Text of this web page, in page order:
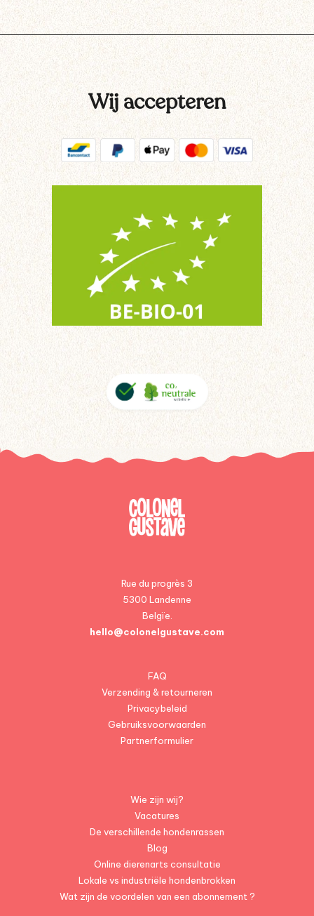
Wij accepteren
Rue du progrès 3
5300 Landenne
Belgïe.
hello@colonelgustave.com
FAQ
Verzending & retourneren
Privacybeleid
Gebruiksvoorwaarden
Partnerformulier
Wie zijn wij?
Vacatures
De verschillende hondenrassen
Blog
Online dierenarts consultatie
Lokale vs industriële hondenbrokken
Wat zijn de voordelen van een abonnement ?